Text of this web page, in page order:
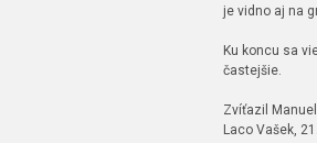
je vidno aj na
Ku koncu sa
častejšie.
Zvíťazil
Laco Vašek,